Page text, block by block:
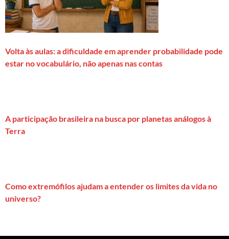
Volta às aulas: a dificuldade em aprender probabilidade pode
estar no vocabulário, não apenas nas contas
A participação brasileira na busca por planetas análogos à
Terra
Como extremófilos ajudam a entender os limites da vida no
universo?